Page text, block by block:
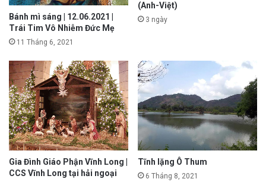
Bánh mì sáng | 12.06.2021 |
Trái Tim Vô Nhiễm Đức Mẹ
11 Tháng 6, 2021
(Anh-Việt)
3 ngày
Gia Đình Giáo Phận Vĩnh Long |
CCS Vĩnh Long tại hải ngoại
Tĩnh lặng Ô Thum
6 Tháng 8, 2021